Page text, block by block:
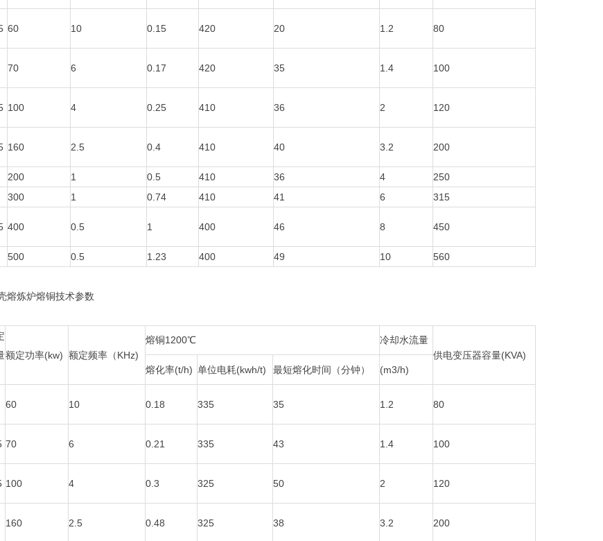
60 10 0.15 420 20 1.2 80
70 6 0.17 420 35 1.4 100
100 4 0.25 410 36 2 120
160 2.5 0.4 410 40 3.2 200
200 1 0.5 410 36 4
250
300 1 0.74 410 41 6
315
400 0.5 1 400 46 8 450
500 0.5 1.23 400 49 10 560
炼炉熔铜技术参数
额定功率(kw) 额定频率（KHz)
熔铜1200℃
冷却水流量
供电变压器容量(KVA)
熔化率(t/h) 单位电耗(kwh/t) 最短熔化时间（分钟） (m3/h)
60 10 0.18 335 35 1.2 80
70 6 0.21 335 43 1.4 100
100 4 0.3 325 50 2 120
160 2.5 0.48 325 38 3.2 200